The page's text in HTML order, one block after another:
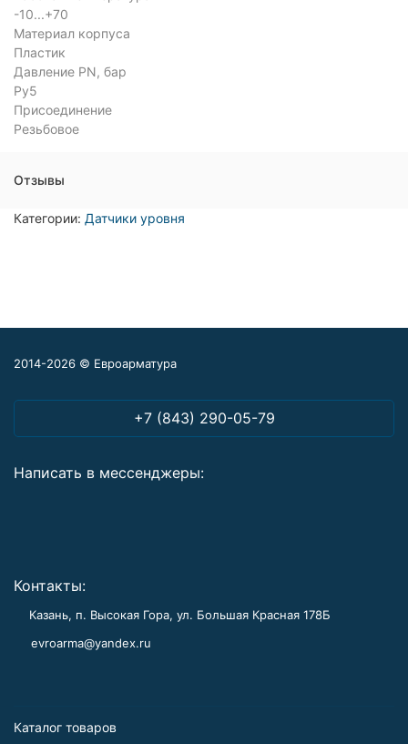
-10...+70
Материал корпуса
Пластик
Давление PN, бар
Ру5
Присоединение
Резьбовое
Отзывы
Категории: Датчики уровня
2014-2026 © Евроарматура
+7 (843) 290-05-79
Написать в мессенджеры:
Контакты:
Казань, п. Высокая Гора, ул. Большая Красная 178Б
evroarma@yandex.ru
Каталог товаров